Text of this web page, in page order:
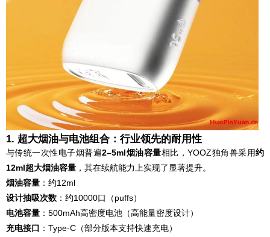
1. 超大烟油与电池组合：行业领先的耐用性
与传统一次性电子烟普遍2–5ml烟油容量相比，YOOZ独角兽采用约
12ml超大烟油容量 ，其在续航能力上实现了显著提升。
烟油容量 ：约12ml
设计抽吸次数 ：约10000口（puffs）
电池容量 ：500mAh高密度电池（高能量密度设计）
充电接口 ：Type-C（部分版本支持快速充电）